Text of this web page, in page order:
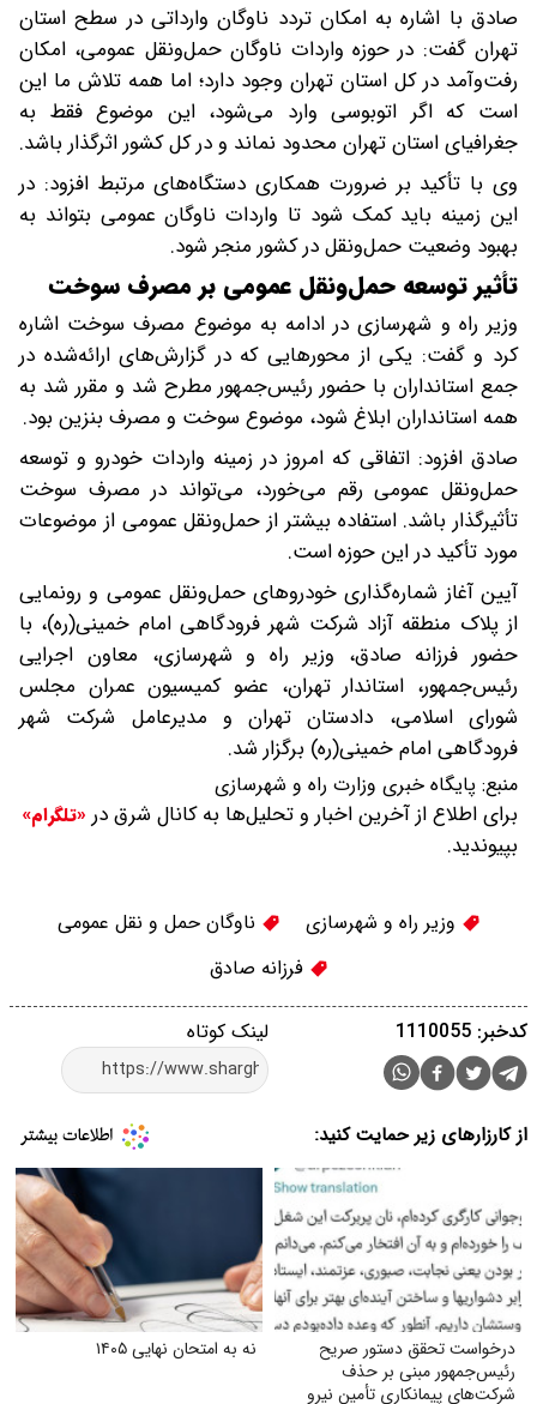
صادق با اشاره به امکان تردد ناوگان وارداتی در سطح استان
تهران گفت: در حوزه واردات ناوگان حمل‌ونقل عمومی، امکان
رفت‌وآمد در کل استان تهران وجود دارد؛ اما همه تلاش ما این
است که اگر اتوبوسی وارد می‌شود، این موضوع فقط به
جغرافیای استان تهران محدود نماند و در کل کشور اثرگذار باشد.
وی با تأکید بر ضرورت همکاری دستگاه‌های مرتبط افزود: در
این زمینه باید کمک شود تا واردات ناوگان عمومی بتواند به
بهبود وضعیت حمل‌ونقل در کشور منجر شود.
تأثیر توسعه حمل‌ونقل عمومی بر مصرف سوخت
وزیر راه و شهرسازی در ادامه به موضوع مصرف سوخت اشاره
کرد و گفت: یکی از محورهایی که در گزارش‌های ارائه‌شده در
جمع استانداران با حضور رئیس‌جمهور مطرح شد و مقرر شد به
همه استانداران ابلاغ شود، موضوع سوخت و مصرف بنزین بود.
صادق افزود: اتفاقی که امروز در زمینه واردات خودرو و توسعه
حمل‌ونقل عمومی رقم می‌خورد، می‌تواند در مصرف سوخت
تأثیرگذار باشد. استفاده بیشتر از حمل‌ونقل عمومی از موضوعات
مورد تأکید در این حوزه است.
آیین آغاز شماره‌گذاری خودروهای حمل‌ونقل عمومی و رونمایی
از پلاک منطقه آزاد شرکت شهر فرودگاهی امام خمینی(ره)، با
حضور فرزانه صادق، وزیر راه و شهرسازی، معاون اجرایی
رئیس‌جمهور، استاندار تهران، عضو کمیسیون عمران مجلس
شورای اسلامی، دادستان تهران و مدیرعامل شرکت شهر
فرودگاهی امام خمینی(ره) برگزار شد.
منبع: پایگاه خبری وزارت راه و شهرسازی
برای اطلاع از آخرین اخبار و تحلیل‌ها به کانال شرق در «تلگرام»
بپیوندید.
وزیر راه و شهرسازی
ناوگان حمل و نقل عمومی
فرزانه صادق
لینک کوتاه کدخبر: 1110055
از کارزارهای زیر حمایت کنید:
درخواست تحقق دستور صریح
رئیس‌جمهور مبنی بر حذف
شرکت‌های پیمانکاری تأمین نیرو
نه به امتحان نهایی ۱۴۰۵